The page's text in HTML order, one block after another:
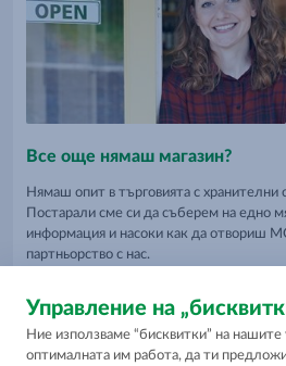
Все още нямаш магазин?
Нямаш опит в търговията с
Постарали сме си да съберем на едно
информация и насоки как да
партньорство с нас.
Полезни съвети
Управление на
Ние използваме “бисквитки” на нашите
оптималната им работа, да ти